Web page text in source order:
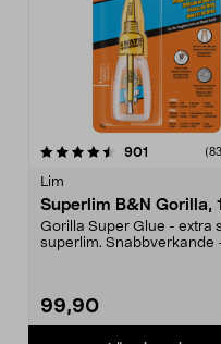
901 recensioner
Lim
Superlim B&N Gorilla,
Gorilla Super Glue - extra
superlim. Snabbverkande
99,90
4.5 av 5 stjärnor